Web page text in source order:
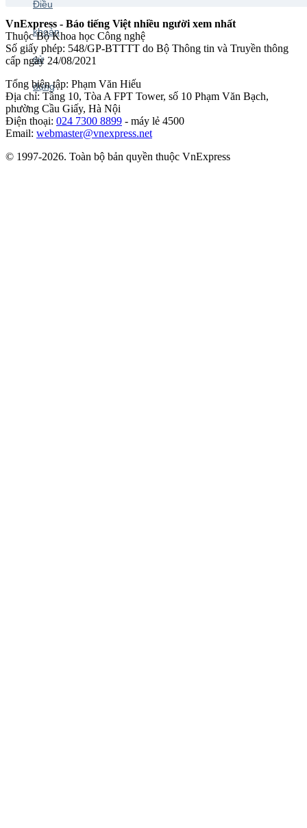
VnExpress - Báo tiếng Việt nhiều người xem nhất
Thuộc Bộ Khoa học Công nghệ
Số giấy phép: 548/GP-BTTTT do Bộ Thông tin và Truyền thông
cấp ngày 24/08/2021
Tổng biên tập: Phạm Văn Hiếu
Địa chỉ: Tầng 10, Tòa A FPT Tower, số 10 Phạm Văn Bạch,
phường Cầu Giấy, Hà Nội
Điện thoại: 024 7300 8899 - máy lẻ 4500
Email: webmaster@vnexpress.net
© 1997-2026. Toàn bộ bản quyền thuộc VnExpress